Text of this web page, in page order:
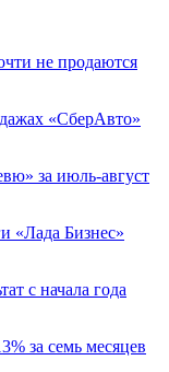
не продаются
«СберАвто»
за июль-август
«Лада Бизнес»
с начала года
за семь месяцев